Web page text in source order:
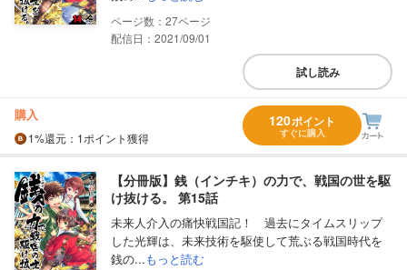
27
配信日：2021/09/01
試し読み
購入
1%還元 ：1ポイント獲得
120ポイント
すぐに購入
【分冊版】銭（インチキ）の力で、戦国の世を駆
け抜ける。 第15話
未来人介入の痛快戦国記！ 過去にタイムスリップ
した光輝は、未来技術を駆使して荒ぶる戦国時代を
銭の...もっと読む